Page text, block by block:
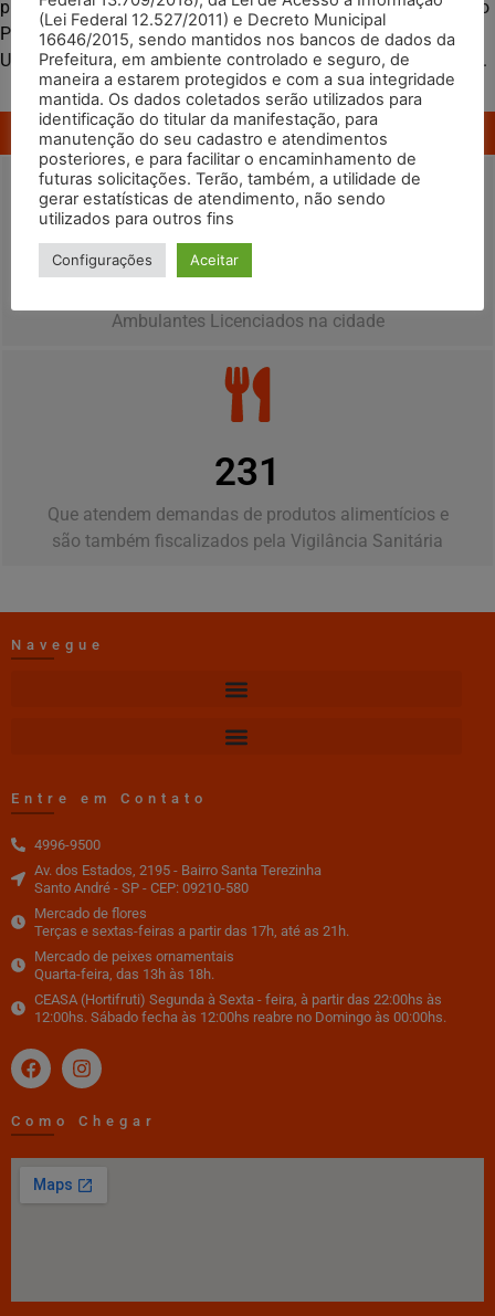
previstas na Lei 7441/1996, que rege o Comércio Informal e do
Plano Diretor do Município, pela Lei 8.836/2006 que trata do
Uso, Ocupação e Parcelamento do solo da Macrozona Urbana.
Você Sabia?
491
Ambulantes Licenciados na cidade
258
Que atendem demandas de produtos alimentícios e
são também fiscalizados pela Vigilância Sanitária
Navegue
Entre em Contato
4996-9500
Av. dos Estados, 2195 - Bairro Santa Terezinha
Santo André - SP - CEP: 09210-580
Mercado de flores
Terças e sextas-feiras a partir das 17h, até as 21h.
Mercado de peixes ornamentais
Quarta-feira, das 13h às 18h.
CEASA (Hortifruti) Segunda à Sexta - feira, à partir das 22:00hs às
12:00hs. Sábado fecha às 12:00hs reabre no Domingo às 00:00hs.
Como Chegar
(Lei Federal 12.527/2011) e Decreto Municipal
16646/2015, sendo mantidos nos bancos de dados da
Prefeitura, em ambiente controlado e seguro, de
maneira a estarem protegidos e com a sua integridade
mantida. Os dados coletados serão utilizados para
identificação do titular da manifestação, para
manutenção do seu cadastro e atendimentos
posteriores, e para facilitar o encaminhamento de
futuras solicitações. Terão, também, a utilidade de
gerar estatísticas de atendimento, não sendo
utilizados para outros fins
Configurações Aceitar